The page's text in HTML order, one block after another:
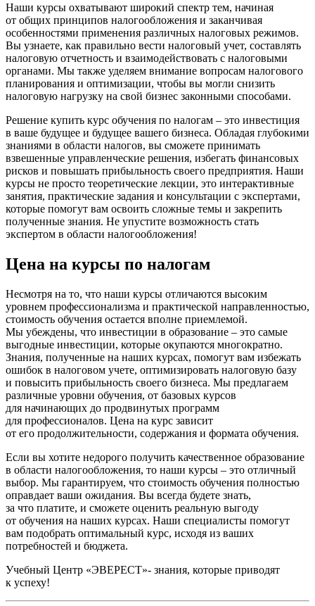
Наши курсы охватывают широкий спектр тем, начиная
от общих принципов налогообложения и заканчивая
особенностями применения различных налоговых режимов.
Вы узнаете, как правильно вести налоговый учет, составлять
налоговую отчетность и взаимодействовать с налоговыми
органами. Мы также уделяем внимание вопросам налогового
планирования и оптимизации, чтобы вы могли снизить
налоговую нагрузку на свой бизнес законными способами.
Решение купить курс обучения по налогам – это инвестиция
в ваше будущее и будущее вашего бизнеса. Обладая глубокими
знаниями в области налогов, вы сможете принимать
взвешенные управленческие решения, избегать финансовых
рисков и повышать прибыльность своего предприятия. Наши
курсы не просто теоретические лекции, это интерактивные
занятия, практические задания и консультации с экспертами,
которые помогут вам освоить сложные темы и закрепить
полученные знания. Не упустите возможность стать
экспертом в области налогообложения!
Цена на курсы по налогам
Несмотря на то, что наши курсы отличаются высоким
уровнем профессионализма и практической направленностью,
стоимость обучения остается вполне приемлемой.
Мы убеждены, что инвестиции в образование – это самые
выгодные инвестиции, которые окупаются многократно.
Знания, полученные на наших курсах, помогут вам избежать
ошибок в налоговом учете, оптимизировать налоговую базу
и повысить прибыльность своего бизнеса. Мы предлагаем
различные уровни обучения, от базовых курсов
для начинающих до продвинутых программ
для профессионалов. Цена на курс зависит
от его продолжительности, содержания и формата обучения.
Если вы хотите недорого получить качественное образование
в области налогообложения, то наши курсы – это отличный
выбор. Мы гарантируем, что стоимость обучения полностью
оправдает ваши ожидания. Вы всегда будете знать,
за что платите, и сможете оценить реальную выгоду
от обучения на наших курсах. Наши специалисты помогут
вам подобрать оптимальный курс, исходя из ваших
потребностей и бюджета.
Учебный Центр «ЭВЕРЕСТ»- знания, которые приводят
к успеху!